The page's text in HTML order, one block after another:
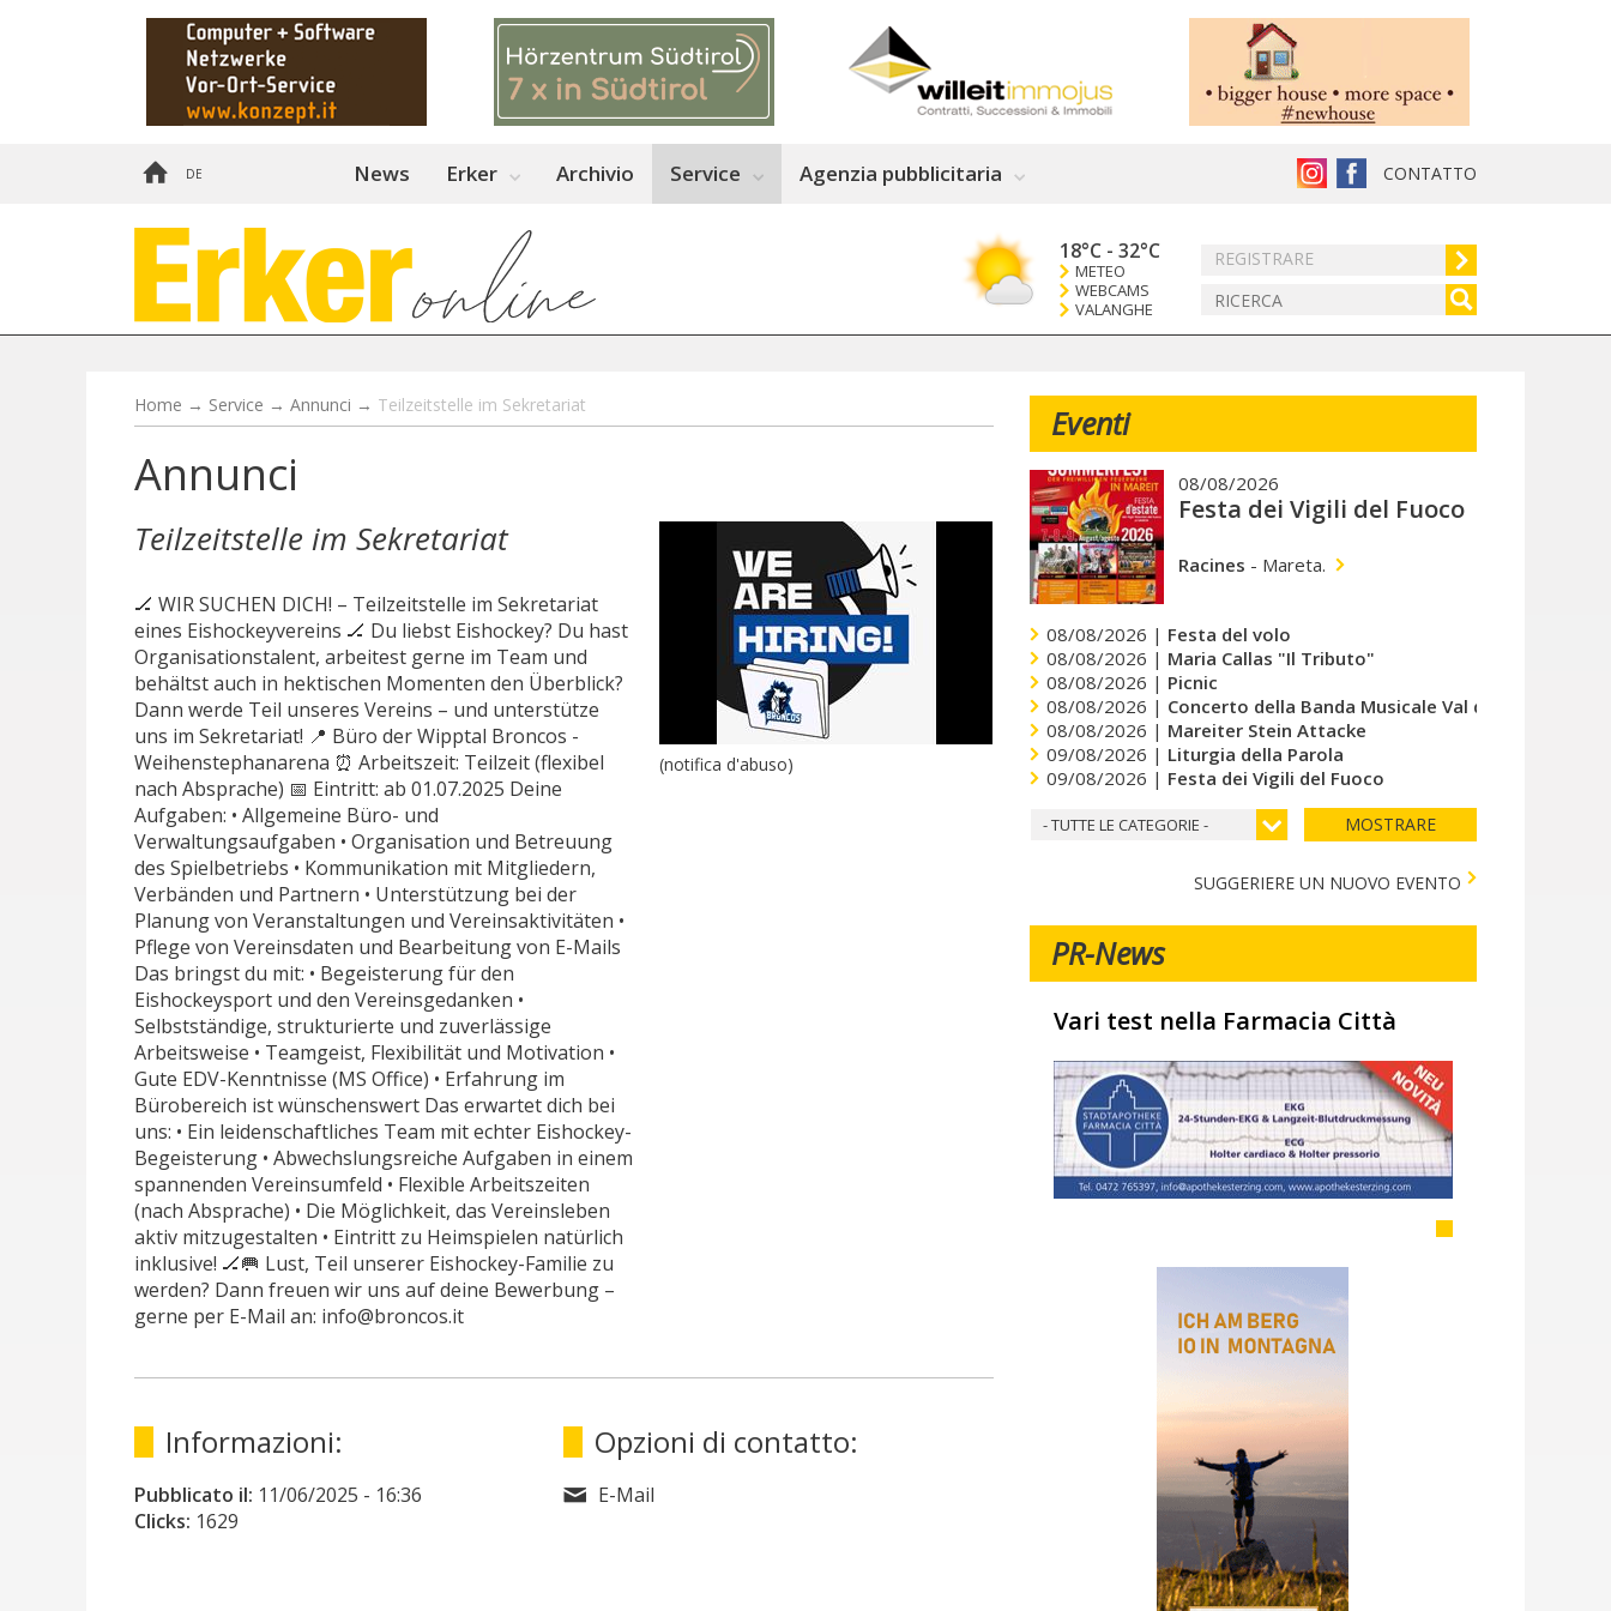
DE CONTATTO
News Erker Archivio Service Agenzia pubblicitaria
REGISTRARE
18°C - 32°C
METEO
WEBCAMS
VALANGHE
Home → Service → Annunci → Teilzeitstelle im Sekretariat
Annunci
Teilzeitstelle im Sekretariat
🏒 WIR SUCHEN DICH! – Teilzeitstelle im Sekretariat
eines Eishockeyvereins 🏒 Du liebst Eishockey? Du hast
Organisationstalent, arbeitest gerne im Team und
behältst auch in hektischen Momenten den Überblick?
Dann werde Teil unseres Vereins – und unterstütze
uns im Sekretariat! 📍 Büro der Wipptal Broncos -
Weihenstephanarena ⏰ Arbeitszeit: Teilzeit (flexibel
nach Absprache) 📅 Eintritt: ab 01.07.2025 Deine
Aufgaben: • Allgemeine Büro- und
Verwaltungsaufgaben • Organisation und Betreuung
des Spielbetriebs • Kommunikation mit Mitgliedern,
Verbänden und Partnern • Unterstützung bei der
Planung von Veranstaltungen und Vereinsaktivitäten •
Pflege von Vereinsdaten und Bearbeitung von E-Mails
Das bringst du mit: • Begeisterung für den
Eishockeysport und den Vereinsgedanken •
Selbstständige, strukturierte und zuverlässige
Arbeitsweise • Teamgeist, Flexibilität und Motivation •
Gute EDV-Kenntnisse (MS Office) • Erfahrung im
Bürobereich ist wünschenswert Das erwartet dich bei
uns: • Ein leidenschaftliches Team mit echter Eishockey-
Begeisterung • Abwechslungsreiche Aufgaben in einem
spannenden Vereinsumfeld • Flexible Arbeitszeiten
(nach Absprache) • Die Möglichkeit, das Vereinsleben
aktiv mitzugestalten • Eintritt zu Heimspielen natürlich
inklusive! 🏒🥅 Lust, Teil unserer Eishockey-Familie zu
werden? Dann freuen wir uns auf deine Bewerbung –
gerne per E-Mail an: info@broncos.it
(notifica d'abuso)
Informazioni:
Pubblicato il: 11/06/2025 - 16:36
Clicks: 1629
Opzioni di contatto:
E-Mail
Eventi
08/08/2026
Festa dei Vigili del Fuoco
Racines - Mareta.
08/08/2026 | Festa del volo
08/08/2026 | Maria Callas "Il Tributo"
08/08/2026 | Picnic
08/08/2026 | Concerto della Banda Musicale Val di Vizze
08/08/2026 | Mareiter Stein Attacke
09/08/2026 | Liturgia della Parola
09/08/2026 | Festa dei Vigili del Fuoco
- TUTTE LE CATEGORIE - MOSTRARE
SUGGERIERE UN NUOVO EVENTO
PR-News
Vari test nella Farmacia Città